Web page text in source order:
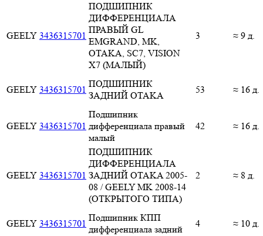
GEELY 3436315701
ПОДШИПНИК
ДИФФЕРЕНЦИАЛА
ПРАВЫЙ GL
EMGRAND, MK,
OTAKA, SC7, VISION
X7 (МАЛЫЙ)
3 ≈ 9 д.
GEELY 3436315701
ПОДШИПНИК
ЗАДНИЙ OTAKA
53 ≈ 16 д.
GEELY 3436315701
Подшипник
дифференциала правый
малый
42 ≈ 16 д.
GEELY 3436315701
ПОДШИПНИК
ДИФФЕРЕНЦИАЛА
ЗАДНИЙ OTAKA 2005-
08 / GEELY MK 2008-14
(ОТКРЫТОГО ТИПА)
2 ≈ 8 д.
GEELY 3436315701
Подшипник КПП
дифференциала задний
4 ≈ 10 д.